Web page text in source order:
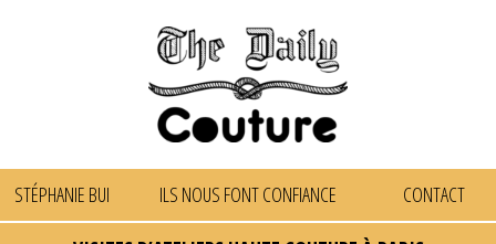
STÉPHANIE BUI ILS NOUS FONT CONFIANCE CONTACT